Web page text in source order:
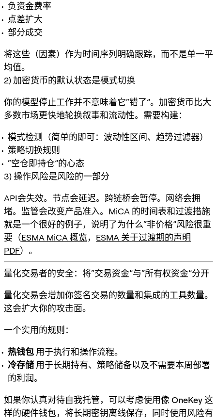
负资金费率
点差扩大
部分成交
将这些（因素）作为时间序列明确跟踪，而不是单一平
均值。
2) 加密货币的默认状态是模式切换
你的模型停止工作并不意味着它“错了”。加密货币比大
多数市场更快地轮换叙事和流动性。需要构建：
模式检测（简单的即可：波动性区间、趋势过滤器）
策略切换规则
“空仓即持仓”的心态
3) 操作风险是风险的一部分
API会失效。节点会延迟。跨链桥会暂停。网络会拥
堵。监管会改变产品准入。MiCA 的时间表和过渡措施
就是一个很好的例子，说明了为什么“非价格”风险很重
要（ESMA MiCA 概览， ESMA 关于过渡期的声明
PDF）。
量化交易者的安全：将“交易资金”与“所有权资金”分开
量化交易会增加你签名交易的数量和集成的工具数量。
这会扩大你的攻击面。
一个实用的规则：
热钱包 用于执行和操作流程。
冷存储 用于长期持有、策略储备以及不需要本周部署
的利润。
如果你认真对待自我托管，可以考虑使用像 OneKey这
样的硬件钱包，将长期密钥离线保存，同时使用风险有